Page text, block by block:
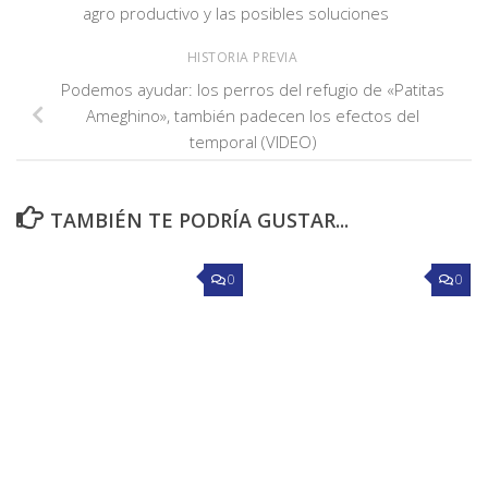
agro productivo y las posibles soluciones
HISTORIA PREVIA
Podemos ayudar: los perros del refugio de «Patitas
Ameghino», también padecen los efectos del
temporal (VIDEO)
TAMBIÉN TE PODRÍA GUSTAR...
0 0